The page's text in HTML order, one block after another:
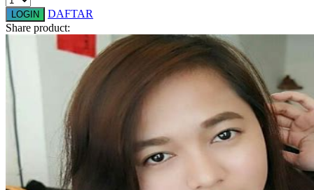
Stokke
Sudocrem
Sumimo
Sunnylife
Sun-Staches
Swimava
T
LOGIN
DAFTAR
Share product: